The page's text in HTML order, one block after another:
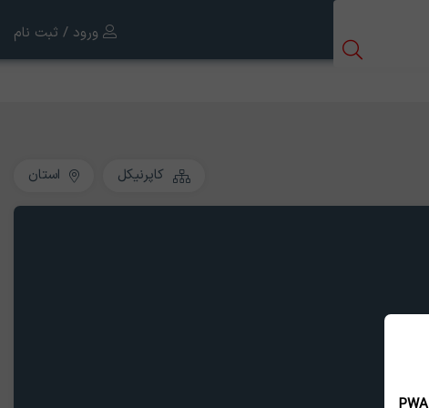
ورود / ثبت نام
کاپرنیکل استان